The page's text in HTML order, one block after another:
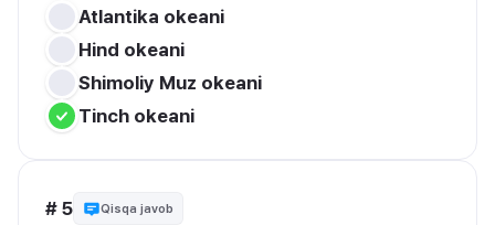
Atlantika okeani
Hind okeani
Shimoliy Muz okeani
Tinch okeani
# 5 Qisqa javob